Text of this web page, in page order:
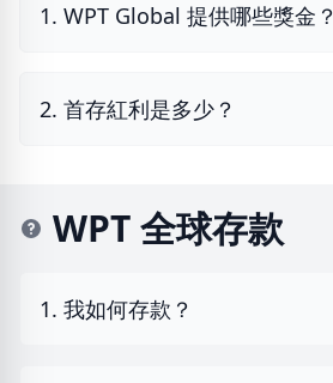
1. WPT Global 提供哪些獎金？
2. 首存紅利是多少？
WPT 全球存款
1. 我如何存款？